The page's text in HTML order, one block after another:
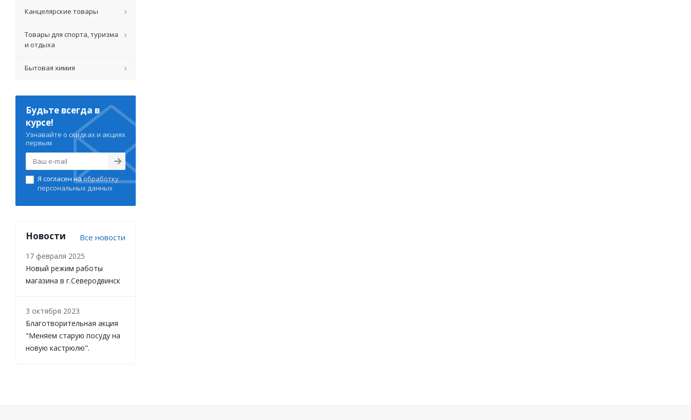
Канцелярские товары
Товары для спорта, туризма
и отдыха
Бытовая химия
Будьте всегда в
курсе!
Узнавайте о скидках и акциях
первым
Я согласен наобработку
персональных данных
Новости Все новости
17 февраля 2025
Новый режим работы
магазина в г.Северодвинск
3 октября 2023
Благотворительная акция
"Меняем старую посуду на
новую кастрюлю".